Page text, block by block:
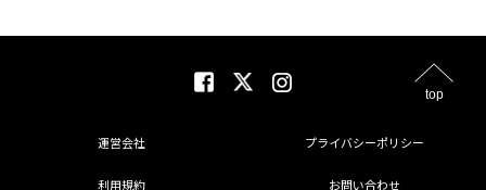
top
運営会社 プライバシーポリシー
利用規約 お問い合わせ